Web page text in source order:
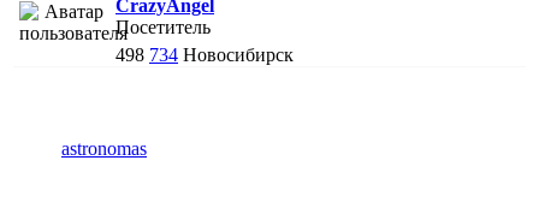
CrazyAngel
Посетитель
498 734 Новосибирск
astronomas